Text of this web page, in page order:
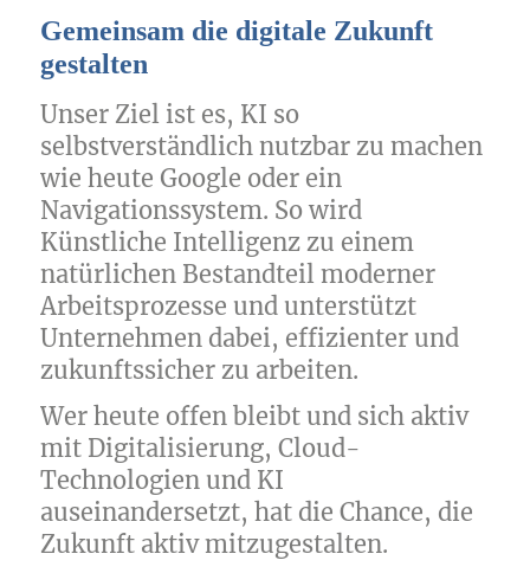
Gemeinsam die digitale Zukunft
gestalten
Unser Ziel ist es, KI so
selbstverständlich nutzbar zu machen
wie heute Google oder ein
Navigationssystem. So wird
Künstliche Intelligenz zu einem
natürlichen Bestandteil moderner
Arbeitsprozesse und unterstützt
Unternehmen dabei, effizienter und
zukunftssicher zu arbeiten.
Wer heute offen bleibt und sich aktiv
mit Digitalisierung, Cloud-
Technologien und KI
auseinandersetzt, hat die Chance, die
Zukunft aktiv mitzugestalten.